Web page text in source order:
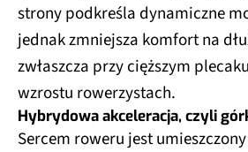
strony podkreśla dynamiczne
jednak zmniejsza komfort na
zwłaszcza przy cięższym
wzrostu rowerzystach.
Hybrydowa akceleracja, czyli
Sercem roweru jest